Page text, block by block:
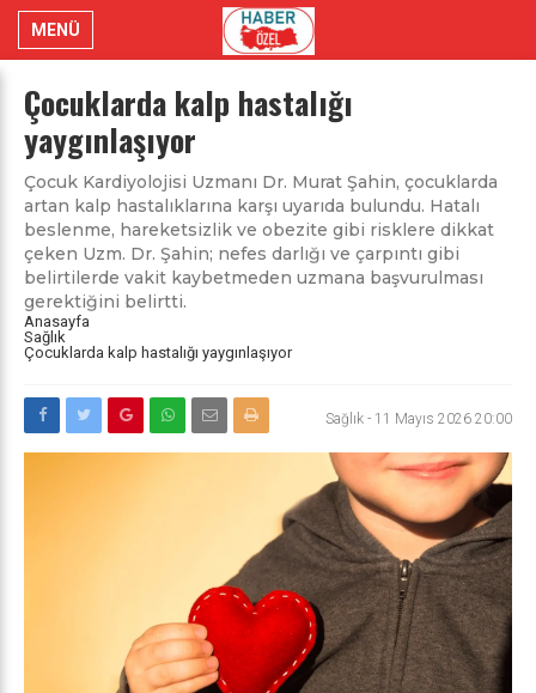
MENÜ
Çocuklarda kalp hastalığı
yaygınlaşıyor
Çocuk Kardiyolojisi Uzmanı Dr. Murat Şahin, çocuklarda
artan kalp hastalıklarına karşı uyarıda bulundu. Hatalı
beslenme, hareketsizlik ve obezite gibi risklere dikkat
çeken Uzm. Dr. Şahin; nefes darlığı ve çarpıntı gibi
belirtilerde vakit kaybetmeden uzmana başvurulması
gerektiğini belirtti.
Anasayfa
Sağlık
Çocuklarda kalp hastalığı yaygınlaşıyor
Sağlık - 11 Mayıs 2026 20:00